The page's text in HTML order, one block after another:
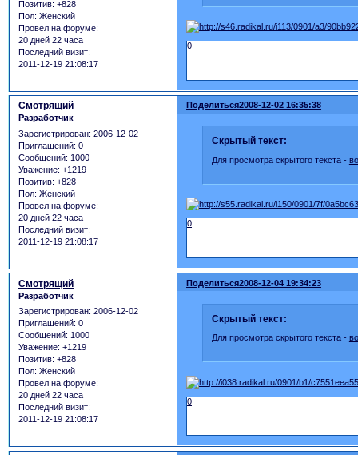
Позитив: +828
Пол: Женский
Провел на форуме:
20 дней 22 часа
Последний визит:
2011-12-19 21:08:17
0
Поделиться2008-12-02 16:35:38
Смотрящий
Разработчик
Зарегистрирован: 2006-12-02
Приглашений: 0
Сообщений: 1000
Уважение: +1219
Позитив: +828
Пол: Женский
Провел на форуме:
20 дней 22 часа
Последний визит:
2011-12-19 21:08:17
Скрытый текст:
Для просмотра скрытого текста -
0
Поделиться2008-12-04 19:34:23
Смотрящий
Разработчик
Зарегистрирован: 2006-12-02
Приглашений: 0
Сообщений: 1000
Уважение: +1219
Позитив: +828
Пол: Женский
Провел на форуме:
20 дней 22 часа
Последний визит:
2011-12-19 21:08:17
Скрытый текст:
Для просмотра скрытого текста -
0